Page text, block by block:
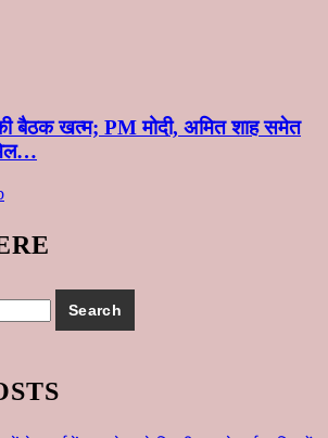
बैठक खत्म; PM मोदी, अमित शाह समेत